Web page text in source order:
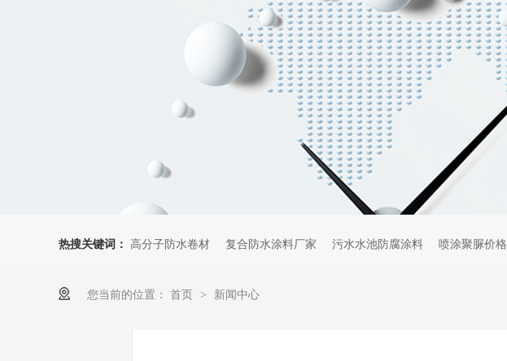
热搜关键词： 高分子防水卷材 复合防水涂料厂家 污水水池防腐涂料 喷涂聚脲价格
您当前的位置： 首页 > 新闻中心